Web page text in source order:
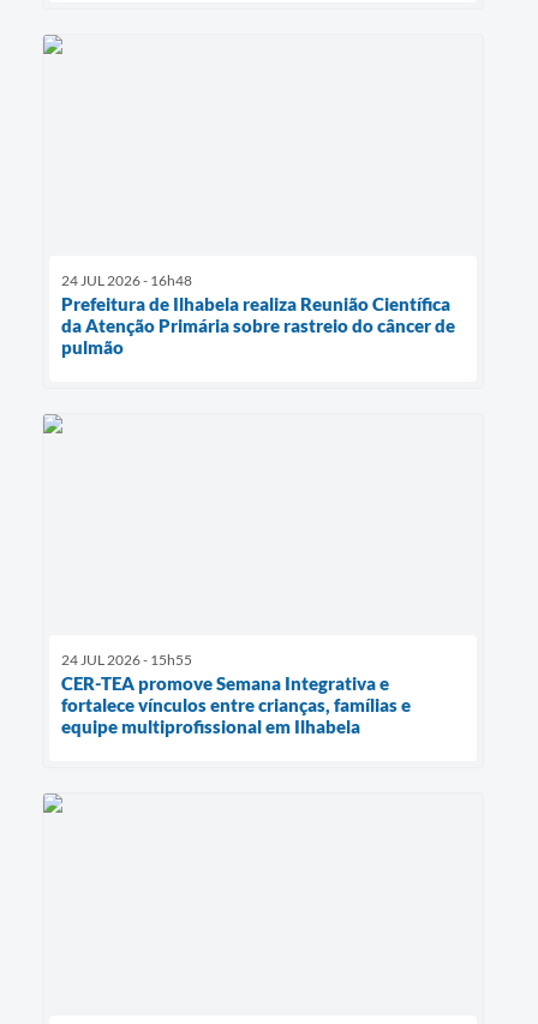
24 JUL 2026 - 16h48
Prefeitura de Ilhabela realiza Reunião Científica
da Atenção Primária sobre rastreio do câncer de
pulmão
24 JUL 2026 - 15h55
CER-TEA promove Semana Integrativa e
fortalece vínculos entre crianças, famílias e
equipe multiprofissional em Ilhabela